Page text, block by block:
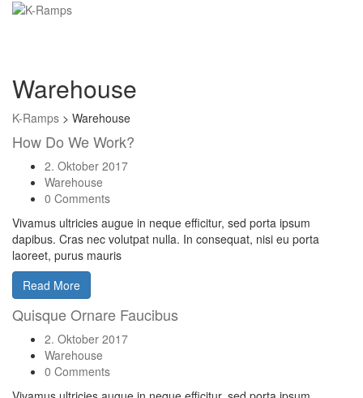
Warehouse
K-Ramps > Warehouse
How Do We Work?
2. Oktober 2017
Warehouse
0 Comments
Vivamus ultricies augue in neque efficitur, sed porta ipsum
dapibus. Cras nec volutpat nulla. In consequat, nisi eu porta
laoreet, purus mauris
Read More
Quisque Ornare Faucibus
2. Oktober 2017
Warehouse
0 Comments